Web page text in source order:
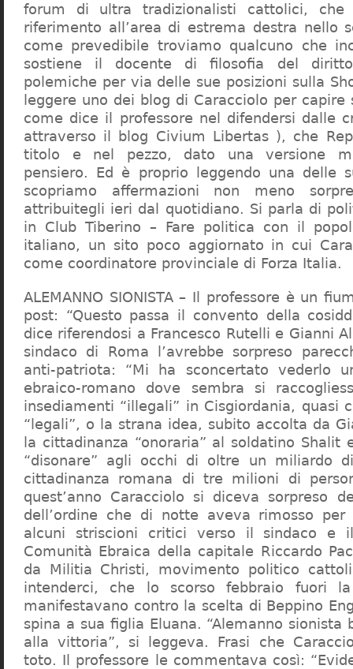
forum di ultra tradizionalisti cattolici,
riferimento all’area di estrema destra nello
come prevedibile troviamo qualcuno che
sostiene il docente di filosofia del
polemiche per via delle sue posizioni sulla
leggere uno dei blog di Caracciolo per
come dice il professore nel difendersi dalle
attraverso il blog Civium Libertas ), che
titolo e nel pezzo, dato una versione
pensiero. Ed è proprio leggendo una delle
scopriamo affermazioni non meno
attribuitegli ieri dal quotidiano. Si parla di
in Club Tiberino – Fare politica con il
italiano, un sito poco aggiornato in cui
come coordinatore provinciale di Forza Italia.
ALEMANNO SIONISTA – Il professore è un
post: “Questo passa il convento della
dice riferendosi a Francesco Rutelli e Gianni
sindaco di Roma l’avrebbe sorpreso
anti-patriota: “Mi ha sconcertato vederlo
ebraico-romano dove sembra si
insediamenti “illegali” in Cisgiordania, quasi
“legali”, o la strana idea, subito accolta da
la cittadinanza “onoraria” al soldatino Shalit
“disonare” agli occhi di oltre un miliardo
cittadinanza romana di tre milioni di
quest’anno Caracciolo si diceva sorpreso
dell’ordine che di notte aveva rimosso
alcuni striscioni critici verso il sindaco e
Comunità Ebraica della capitale Riccardo
da Militia Christi, movimento politico
intenderci, che lo scorso febbraio fuori
manifestavano contro la scelta di Beppino
spina a sua figlia Eluana. “Alemanno sionista
alla vittoria”, si leggeva. Frasi che
toto. Il professore le commentava così: